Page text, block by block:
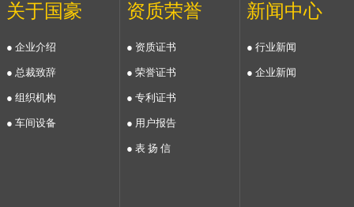
关于国豪
● 企业介绍
● 总裁致辞
● 组织机构
● 车间设备
资质荣誉
● 资质证书
● 荣誉证书
● 专利证书
● 用户报告
● 表 扬 信
新闻中心
● 行业新闻
● 企业新闻